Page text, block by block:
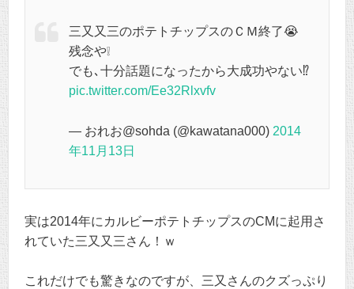
三又又三のポテトチップスのＣＭ終了😭
残念や❕
でも､十分話題になったから大成功やない⁉
pic.twitter.com/Ee32Rlxvfv
— おれお@sohda (@kawatana000) 2014
年11月13日
実は2014年にカルビーポテトチップスのCMに起用さ
れていた三又又三さん！ｗ
これだけでも驚きなのですが、三又さんのクズっぷり